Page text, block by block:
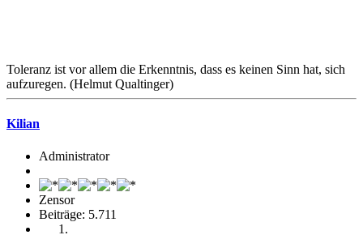
Toleranz ist vor allem die Erkenntnis, dass es keinen Sinn hat, sich
aufzuregen. (Helmut Qualtinger)
Kilian
Administrator
Zensor
Beiträge: 5.711